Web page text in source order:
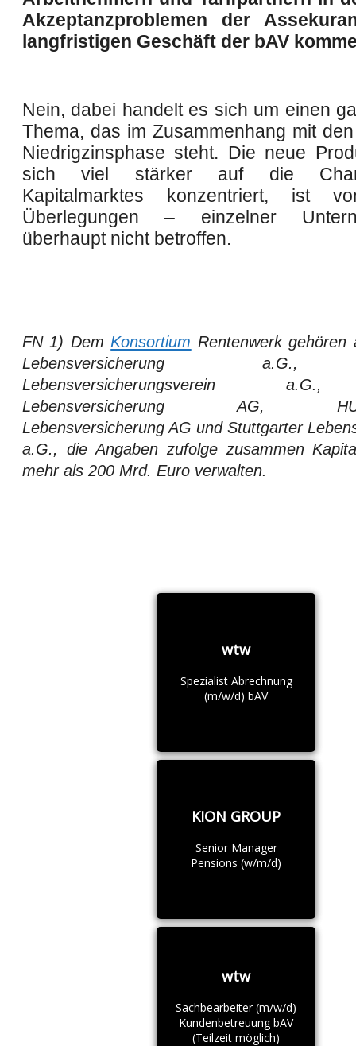
Akzeptanzproblemen der
langfristigen Geschäft der bAV
Nein, dabei handelt es sich um einen
Thema, das im Zusammenhang mit
Niedrigzinsphase steht. Die neue
sich viel stärker auf die
Kapitalmarktes konzentriert, ist
Überlegungen – einzelner
überhaupt nicht betroffen.
FN 1) DemKonsortium Rentenwerk gehören
Lebensversicherung a.G.,
Lebensversicherungsverein
Lebensversicherung AG, HUK-
Lebensversicherung AG und Stuttgarter
a.G., die Angaben zufolge zusammen
mehr als 200 Mrd. Euro verwalten.
wtw
Spezialist Abrechnung
(m/w/d) bAV
KION GROUP
Senior Manager
Pensions (w/m/d)
wtw
Sachbearbeiter (m/w/d)
Kundenbetreuung bAV
(Teilzeit möglich)